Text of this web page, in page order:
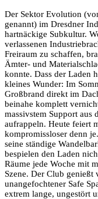
Der Sektor Evolution
genannt) im Dresdner
hartnäckige Subkultur.
verlassenen
Freiraum zu schaffen,
Ämter- und
konnte. Dass der Laden
kleines Wunder: Im
Großbrand direkt im
beinahe komplett
massivstem Support aus
aufrappeln. Heute feiert
kompromissloser denn
seine ständige
bespielen den Laden
Räume jede Woche mit
Szene. Der Club
unangefochtener Safe
extrem lange, ungestört